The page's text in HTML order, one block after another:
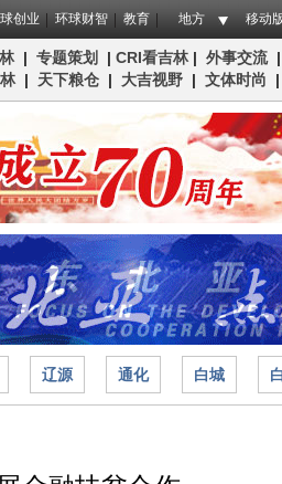
创业 环球财智 教育 地方 移动
| 专题策划 | CRI看吉林 | 外事交流|
| 天下粮仓 | 大吉视野 | 文体时尚 |
辽源 通化 白城